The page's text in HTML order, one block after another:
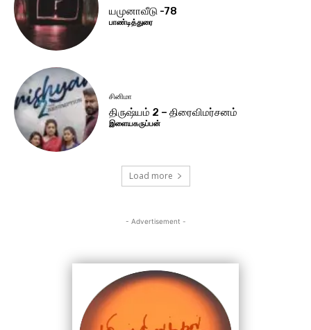
யமுனாவீடு -78
பாண்டித்துரை
சினிமா
திருஷ்யம் 2 – திரைவிமர்சனம்
இளையகருப்பன்
Load more
- Advertisement -